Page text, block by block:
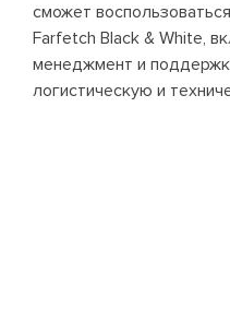
сможет
Farfetch Black & White,
менеджмент и
логистическую и